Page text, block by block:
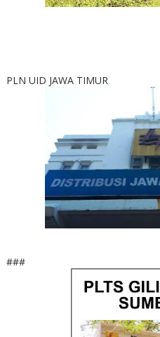
PLN UID JAWA TIMUR
###